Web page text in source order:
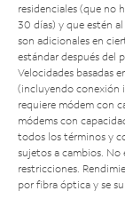
residenciales (que no
30 días) y que estén
son adicionales en
estándar después del
Velocidades basadas
(incluyendo conexión
requiere módem con
módems con
todos los términos y
sujetos a cambios. No
restricciones.
por fibra óptica y se